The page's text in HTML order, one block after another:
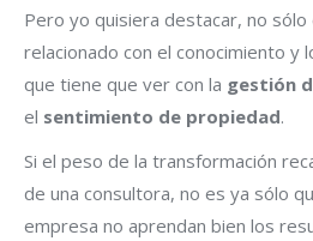
Pero yo quisiera destacar, no
relacionado con el conocimiento y
que tiene que ver con la gestión
el sentimiento de propiedad.
Si el peso de la transformación
de una consultora, no es ya sólo
empresa no aprendan bien los